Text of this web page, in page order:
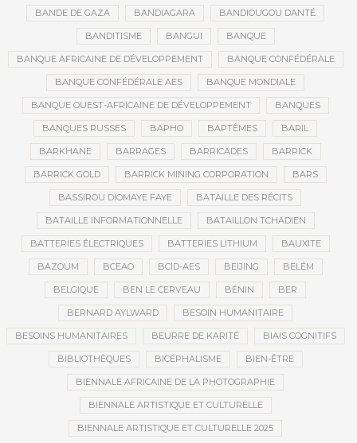
BANDE DE GAZA BANDIAGARA BANDIOUGOU DANTÉ
BANDITISME BANGUI BANQUE
BANQUE AFRICAINE DE DÉVELOPPEMENT BANQUE CONFÉDÉRALE
BANQUE CONFÉDÉRALE AES BANQUE MONDIALE
BANQUE OUEST-AFRICAINE DE DÉVELOPPEMENT BANQUES
BANQUES RUSSES BAPHO BAPTÊMES BARIL
BARKHANE BARRAGES BARRICADES BARRICK
BARRICK GOLD BARRICK MINING CORPORATION BARS
BASSIROU DIOMAYE FAYE BATAILLE DES RÉCITS
BATAILLE INFORMATIONNELLE BATAILLON TCHADIEN
BATTERIES ÉLECTRIQUES BATTERIES LITHIUM BAUXITE
BAZOUM BCEAO BCID-AES BEIJING BELÉM
BELGIQUE BEN LE CERVEAU BÉNIN BER
BERNARD AYLWARD BESOIN HUMANITAIRE
BESOINS HUMANITAIRES BEURRE DE KARITÉ BIAIS COGNITIFS
BIBLIOTHÈQUES BICÉPHALISME BIEN-ÊTRE
BIENNALE AFRICAINE DE LA PHOTOGRAPHIE
BIENNALE ARTISTIQUE ET CULTURELLE
BIENNALE ARTISTIQUE ET CULTURELLE 2025